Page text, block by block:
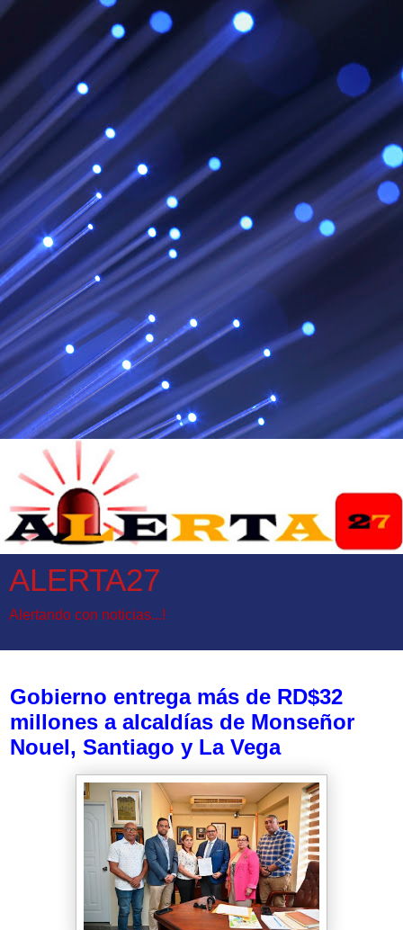
ALERTA27
Alertando con noticias...!
Gobierno entrega más de RD$32
millones a alcaldías de Monseñor
Nouel, Santiago y La Vega